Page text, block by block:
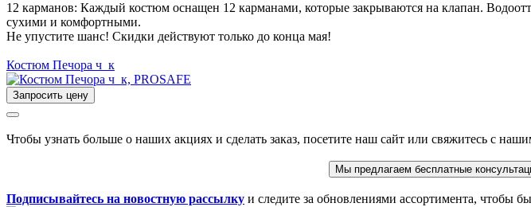
12 карманов: Каждый костюм оснащен 12 карманами, которые закрываются на клапан.
сухими и комфортными.
Не упустите шанс! Скидки действуют только до конца мая!
Костюм Печора ч_к
Запросить цену
Чтобы узнать больше о наших акциях и сделать заказ, посетите наш сайт или свяжитесь с
Мы предлагаем бесплатные
Подписывайтесь на новостную рассылку и следите за обновлениями ассортимента, чтобы